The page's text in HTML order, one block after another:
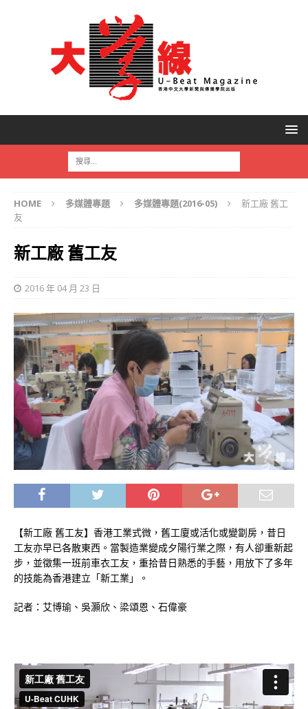
HOME 多媒體專題 多媒體專題(2016-05)
新工廠 舊工
友
新工廠 舊工友
2016 年 04 月 23 日
【新工廠 舊工友】香港工業式微，舊工廈或活化或變劏房，昔日
工友亦早已各散東西。當製造業變成夕陽行業之際，有人卻重新起
步，並徵集一班前車衣工友，重拾昔日熟悉的手藝，用放下了多年
的技能為香港建立「新工業」。
記者：艾博瑜、吳灝欣、梁頌恩、石偉豪